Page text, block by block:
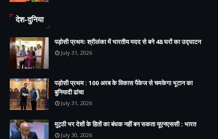
देश-दुनिया
पड़ोसी प्रथमः श्रीलंका में भारतीय मदद से बने 48 घरों का उद्घाटन
July 31, 2026
पड़ोसी प्रथम : 100 अरब के विकास पैकेज से चमकेगा भूटान का
बुनियादी ढांचा
July 31, 2026
मुट्ठी भर देशों के हितों का बंधक नहीं बन सकता यूएनएससी : भारत
July 30, 2026